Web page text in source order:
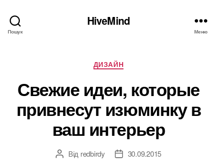
Пошук
HiveMind
Меню
Категорії
ДИЗАЙН
Свежие идеи, которые
привнесут изюминку в
ваш интерьер
Автор
Від redbirdy
Дата30.09.2015